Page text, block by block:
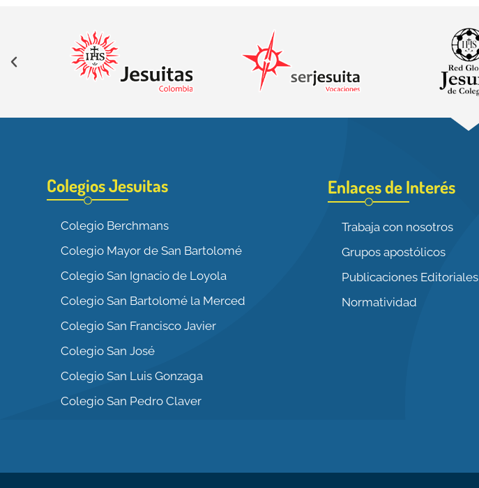
Colegios Jesuitas
Colegio Berchmans
Colegio Mayor de San Bartolomé
Colegio San Ignacio de Loyola
Colegio San Bartolomé la Merced
Colegio San Francisco Javier
Colegio San José
Colegio San Luis Gonzaga
Colegio San Pedro Claver
Enlaces de Interés
Trabaja con nosotros
Grupos apostólicos
Publicaciones Editoriales
Normatividad